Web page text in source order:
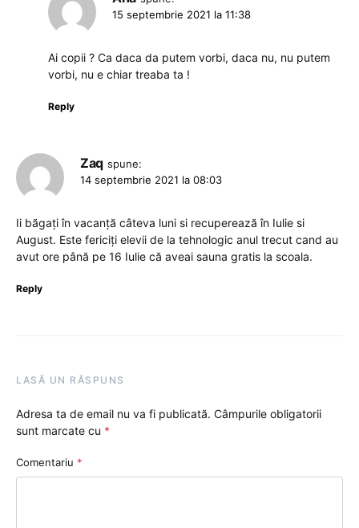
15 septembrie 2021 la 11:38
Ai copii ? Ca daca da putem vorbi, daca nu, nu putem
vorbi, nu e chiar treaba ta !
Reply
Zaq spune:
14 septembrie 2021 la 08:03
Ii băgați în vacanță câteva luni si recuperează în Iulie si
August. Este fericiți elevii de la tehnologic anul trecut cand au
avut ore până pe 16 Iulie că aveai sauna gratis la scoala.
Reply
LASĂ UN RĂSPUNS
Adresa ta de email nu va fi publicată. Câmpurile obligatorii
sunt marcate cu *
Comentariu *